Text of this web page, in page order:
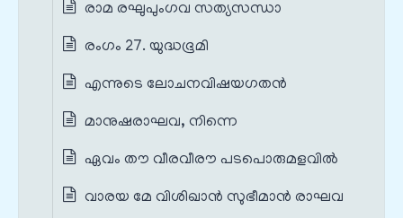
രാമ രഘുപുംഗവ സത്യസന്ധാ
രംഗം 27. യുദ്ധഭൂമി
എന്നുടെ ലോചനവിഷയഗതൻ
മാനുഷരാഘവ, നിന്നെ
ഏവം തൗ വീരവീരൗ പടപൊരുമളവിൽ
വാരയ മേ വിശിഖാൻ സുഭീമാൻ രാഘവ